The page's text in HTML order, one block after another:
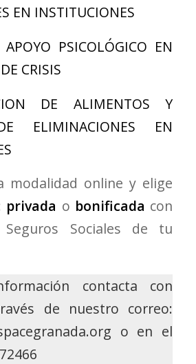
EN INSTITUCIONES
PSICOLÓGICO EN
CRISIS
DE ALIMENTOS Y
ELIMINACIONES EN
modalidad online y elige
privada o bonificada con
Sociales de tu
contacta con
de nuestro correo:
o en el